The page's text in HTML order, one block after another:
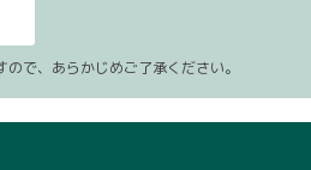
で、あらかじめご了承ください。